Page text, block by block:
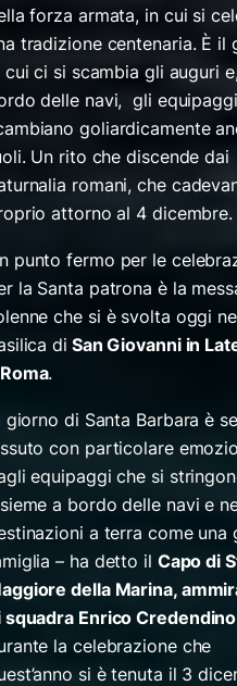
forza armata, in cui si
tradizione centenaria. È il
cui ci si scambia gli auguri
delle navi, gli
goliardicamente
Un rito che discende dai
romani, che
attorno al 4 dicembre.
punto fermo per le
la Santa patrona è la
che si è svolta oggi
di San Giovanni in
.
giorno di Santa Barbara è
con particolare
equipaggi che si
a bordo delle navi e
a terra come una
– ha detto il Capo di
della Marina,
squadra Enrico Credendino
la celebrazione che
si è tenuta il 3